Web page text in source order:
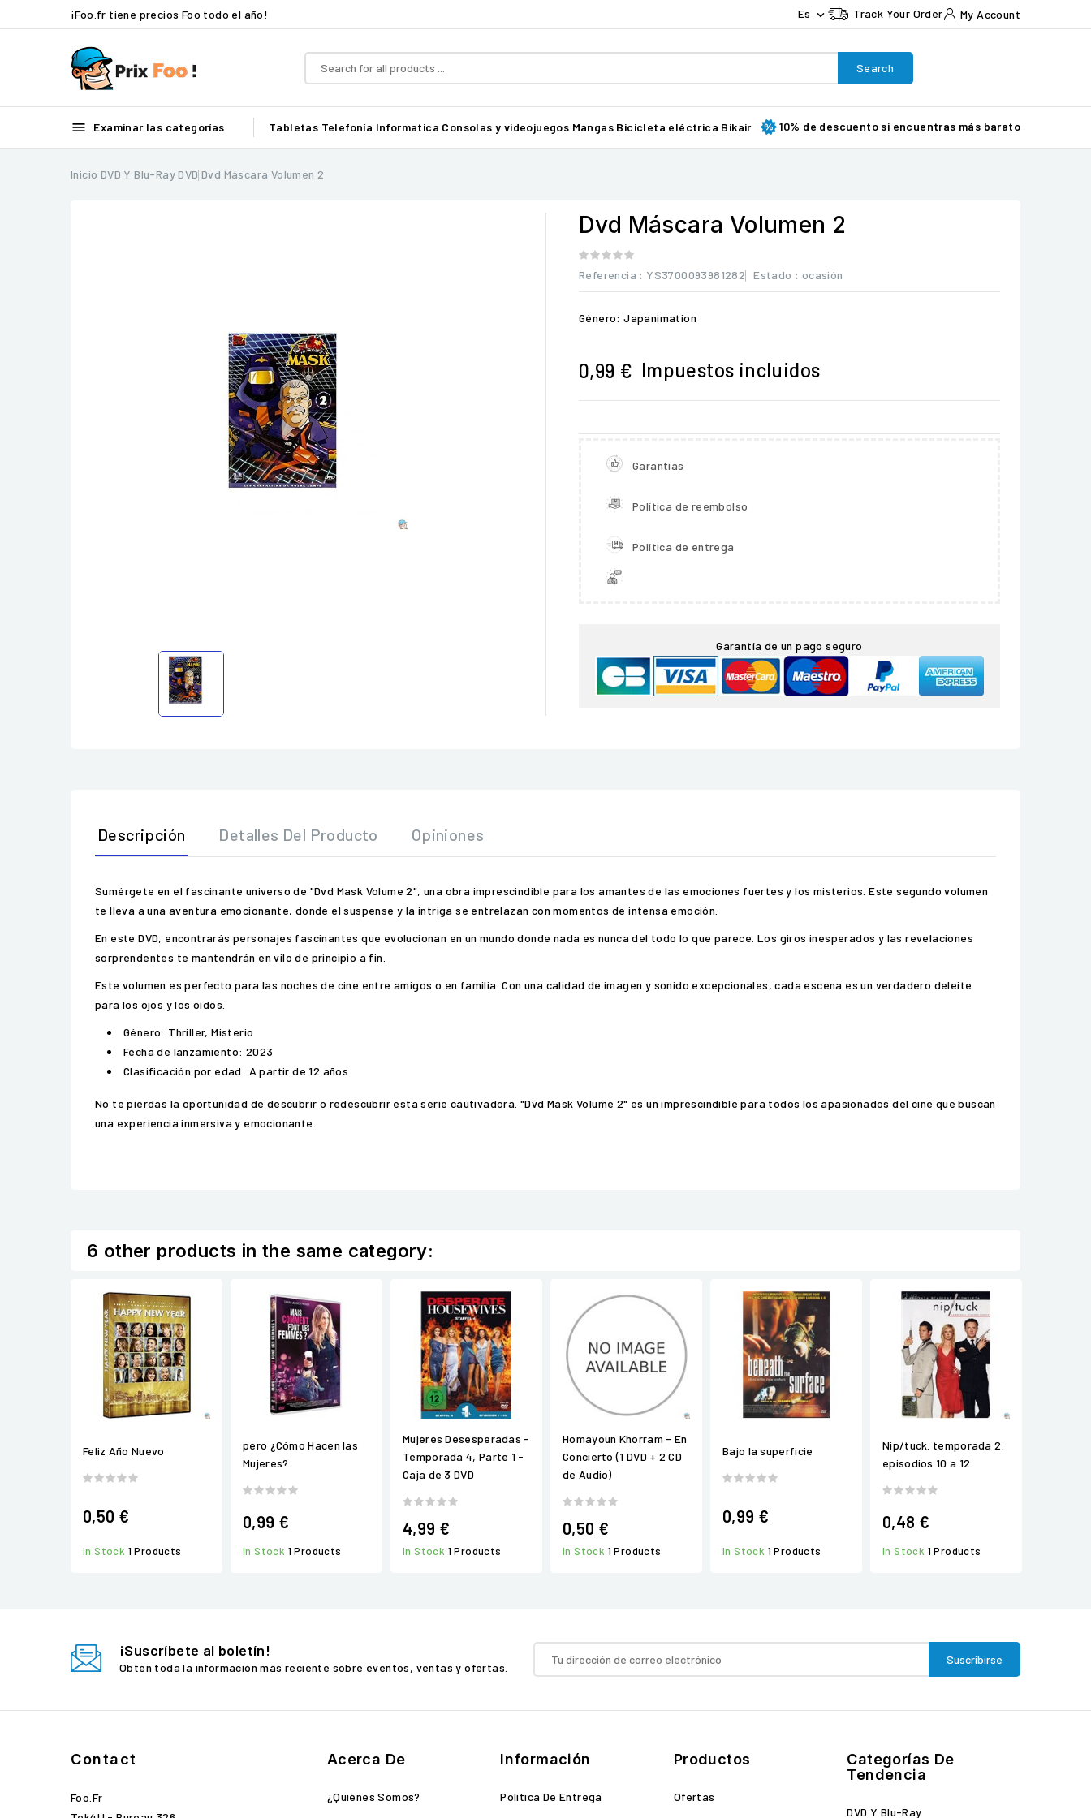
¡Foo.fr tiene precios Foo todo el año! Es  Track Your Order My Account
Search
 Examinar las categorías Tabletas Telefonía Informatica Consolas y videojuegos Mangas Bicicleta eléctrica Bikair 10% de descuento si encuentras más barato
Inicio DVD Y Blu-Ray DVD Dvd Máscara Volumen 2
Dvd Máscara Volumen 2
Referencia : YS3700093981282 Estado : ocasión
Género: Japanimation
0,99 € Impuestos incluidos
Garantías
Política de reembolso
Política de entrega
Garantía de un pago seguro
Descripción Detalles Del Producto Opiniones
Sumérgete en el fascinante universo de "Dvd Mask Volume 2", una obra imprescindible para los amantes de las emociones fuertes y los misterios. Este segundo volumen
te lleva a una aventura emocionante, donde el suspense y la intriga se entrelazan con momentos de intensa emoción.
En este DVD, encontrarás personajes fascinantes que evolucionan en un mundo donde nada es nunca del todo lo que parece. Los giros inesperados y las revelaciones
sorprendentes te mantendrán en vilo de principio a fin.
Este volumen es perfecto para las noches de cine entre amigos o en familia. Con una calidad de imagen y sonido excepcionales, cada escena es un verdadero deleite
para los ojos y los oídos.
Género: Thriller, Misterio
Fecha de lanzamiento: 2023
Clasificación por edad: A partir de 12 años
No te pierdas la oportunidad de descubrir o redescubrir esta serie cautivadora. "Dvd Mask Volume 2" es un imprescindible para todos los apasionados del cine que buscan
una experiencia inmersiva y emocionante.
6 other products in the same category:
Feliz Año Nuevo
0,50 €
In Stock 1 Products
pero ¿Cómo Hacen las
Mujeres?
0,99 €
In Stock 1 Products
Mujeres Desesperadas -
Temporada 4, Parte 1 -
Caja de 3 DVD
4,99 €
In Stock 1 Products
Homayoun Khorram - En
Concierto (1 DVD + 2 CD
de Audio)
0,50 €
In Stock 1 Products
Bajo la superficie
0,99 €
In Stock 1 Products
Nip/tuck. temporada 2:
episodios 10 a 12
0,48 €
In Stock 1 Products
¡Suscríbete al boletín!
Obtén toda la información más reciente sobre eventos, ventas y ofertas.
Contact
Foo.fr
Acerca De
¿Quiénes Somos?
Información
Política De Entrega
Productos
Ofertas
Categorías De
Tendencia
DVD Y Blu-Ray